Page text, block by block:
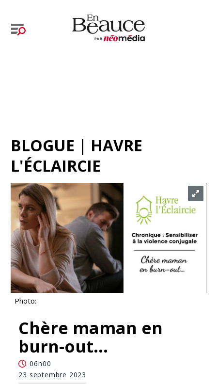
BLOGUE | HAVRE
L'ÉCLAIRCIE
Photo:
Chère maman en
burn-out…
06h00
23 septembre 2023